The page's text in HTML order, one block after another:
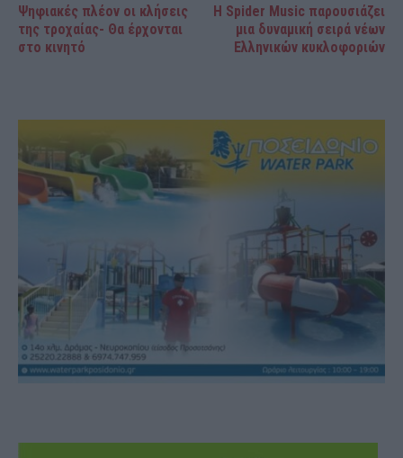
Ψηφιακές πλέον οι κλήσεις
της τροχαίας- Θα έρχονται
στο κινητό
Η Spider Music παρουσιάζει
μια δυναμική σειρά νέων
Ελληνικών κυκλοφοριών